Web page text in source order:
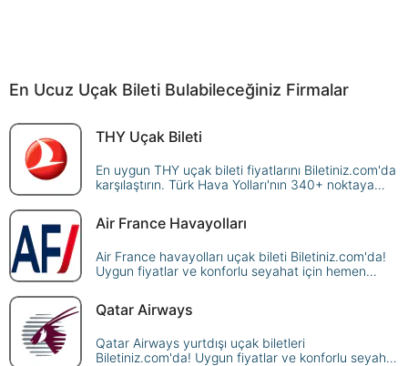
En Ucuz Uçak Bileti Bulabileceğiniz Firmalar
THY Uçak Bileti
En uygun THY uçak bileti fiyatlarını Biletiniz.com'da
karşılaştırın. Türk Hava Yolları'nın 340+ noktaya
Air France Havayolları
Air France havayolları uçak bileti Biletiniz.com'da!
Uygun fiyatlar ve konforlu seyahat için hemen
Qatar Airways
Qatar Airways yurtdışı uçak biletleri
Biletiniz.com'da! Uygun fiyatlar ve konforlu seyahat